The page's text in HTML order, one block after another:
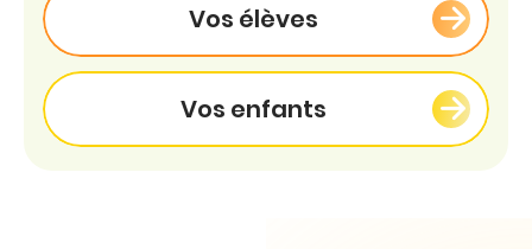
Vos élèves
Vos enfants